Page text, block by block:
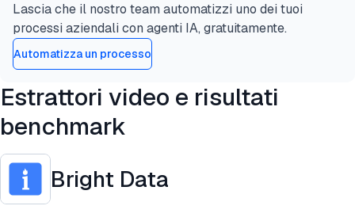
Lascia che il nostro team automatizzi uno dei tuoi
processi aziendali con agenti IA, gratuitamente.
Automatizza un processo
Estrattori video e risultati
benchmark
Bright Data